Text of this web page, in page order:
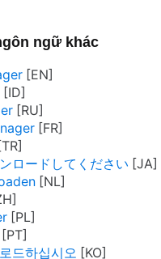
ngữ khác
ロードしてください
드하십시오